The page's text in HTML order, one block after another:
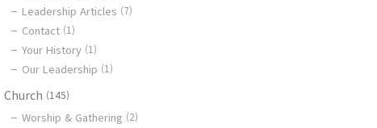
Leadership Articles (7)
Contact (1)
Your History (1)
Our Leadership (1)
Church (145)
Worship & Gathering (2)